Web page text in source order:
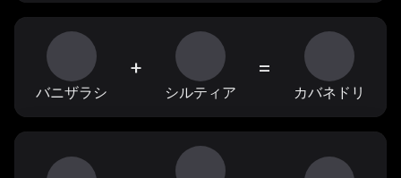
バニザラシ
+
シルティア
=
カバネドリ